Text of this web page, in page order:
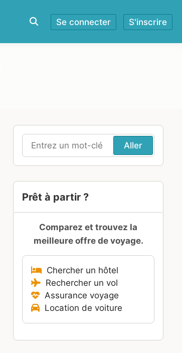
Se connecter S'inscrire
Recherche
pour
Prêt à partir ?
Comparez et trouvez la
meilleure offre de voyage.
Chercher un hôtel
Rechercher un vol
Assurance voyage
Location de voiture